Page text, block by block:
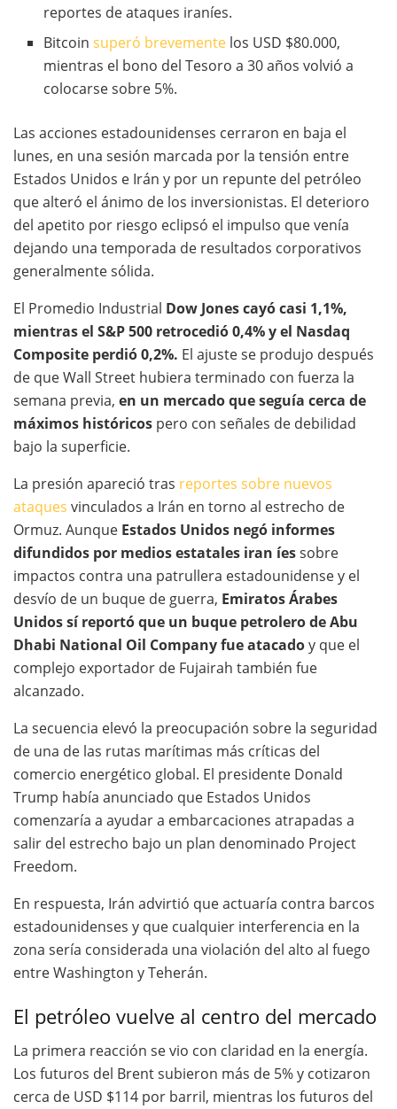
reportes de ataques iraníes.
Bitcoinsuperó brevemente los USD $80.000,
mientras el bono del Tesoro a 30 años volvió a
colocarse sobre 5%.
Las acciones estadounidenses cerraron en baja el
lunes, en una sesión marcada por la tensión entre
Estados Unidos e Irán y por un repunte del petróleo
que alteró el ánimo de los inversionistas. El deterioro
del apetito por riesgo eclipsó el impulso que venía
dejando una temporada de resultados corporativos
generalmente sólida.
El Promedio Industrial Dow Jones cayó casi 1,1%,
mientras el S&P 500 retrocedió 0,4% y el Nasdaq
Composite perdió 0,2%. El ajuste se produjo después
de que Wall Street hubiera terminado con fuerza la
semana previa, en un mercado que seguía cerca de
máximos históricos pero con señales de debilidad
bajo la superficie.
La presión apareció tras reportes sobre nuevos
ataques vinculados a Irán en torno al estrecho de
Ormuz. Aunque Estados Unidos negó informes
difundidos por medios estatales iran íessobre
impactos contra una patrullera estadounidense y el
desvío de un buque de guerra, Emiratos Árabes
Unidos sí reportó que un buque petrolero de Abu
Dhabi National Oil Company fue atacadoy que el
complejo exportador de Fujairah también fue
alcanzado.
La secuencia elevó la preocupación sobre la seguridad
de una de las rutas marítimas más críticas del
comercio energético global. El presidente Donald
Trump había anunciado que Estados Unidos
comenzaría a ayudar a embarcaciones atrapadas a
salir del estrecho bajo un plan denominado Project
Freedom.
En respuesta, Irán advirtió que actuaría contra barcos
estadounidenses y que cualquier interferencia en la
zona sería considerada una violación del alto al fuego
entre Washington y Teherán.
El petróleo vuelve al centro del mercado
La primera reacción se vio con claridad en la energía.
Los futuros del Brent subieron más de 5% y cotizaron
cerca de USD $114 por barril, mientras los futuros del